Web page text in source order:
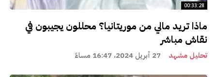
00:33:28
ماذا تريد مالي من موريتانيا؟ محللون يجيبون في
نقاش مباشر
تحليل مشهد 27 أبريل 2024، 16:47 مساءً